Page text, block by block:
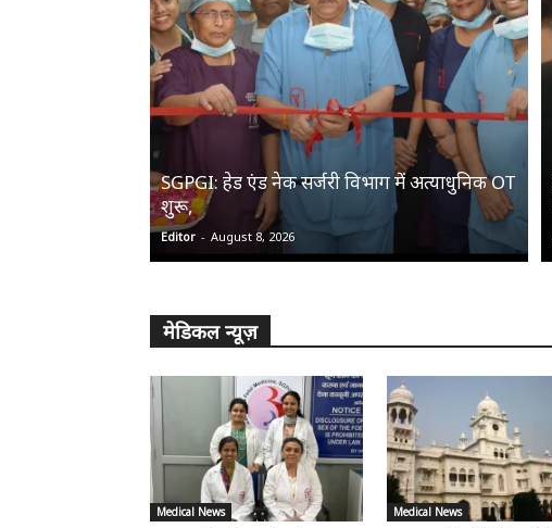
SGPGI: हेड एंड नेक सर्जरी विभाग में अत्याधुनिक OT
शुरू,
Editor - August 8, 2026
मेडिकल न्यूज़
Medical News Medical News